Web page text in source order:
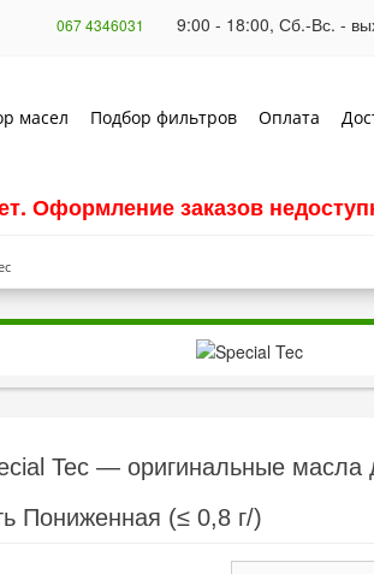
067 4346031 9:00 - 18:00, Сб.-Вс. -
масел Подбор фильтров Оплата
Оформление заказов
Tec — оригинальные масла
Пониженная (≤ 0,8 г/)